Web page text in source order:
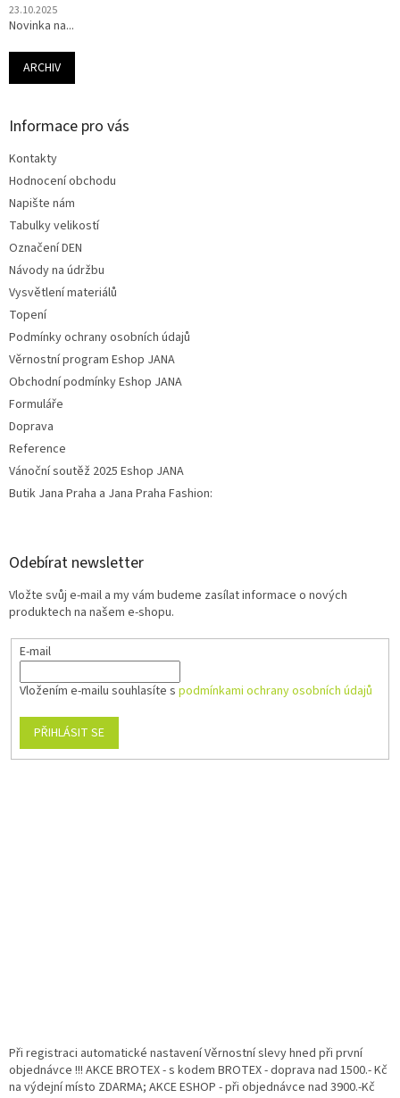
23.10.2025
Novinka na...
ARCHIV
Informace pro vás
Kontakty
Hodnocení obchodu
Napište nám
Tabulky velikostí
Označení DEN
Návody na údržbu
Vysvětlení materiálů
Topení
Podmínky ochrany osobních údajů
Věrnostní program Eshop JANA
Obchodní podmínky Eshop JANA
Formuláře
Doprava
Reference
Vánoční soutěž 2025 Eshop JANA
Butik Jana Praha a Jana Praha Fashion:
Odebírat newsletter
Vložte svůj e-mail a my vám budeme zasílat informace o nových
produktech na našem e-shopu.
E-mail
Vložením e-mailu souhlasíte s podmínkami ochrany osobních údajů
PŘIHLÁSIT SE
Při registraci automatické nastavení Věrnostní slevy hned při první
objednávce !!! AKCE BROTEX - s kodem BROTEX - doprava nad 1500.- Kč
na výdejní místo ZDARMA; AKCE ESHOP - při objednávce nad 3900.-Kč